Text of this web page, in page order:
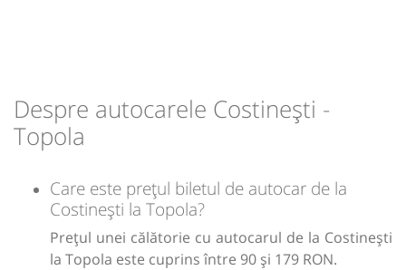
11:50 Topola Intersectie Topola
Durată:
J
179lei Cumpără
Despre autocarele Costinești -
Topola
Care este prețul biletul de autocar de la
Costinești la Topola?
Prețul unei călătorie cu autocarul de la Costinești
la Topola este cuprins între 90 și 179 RON.